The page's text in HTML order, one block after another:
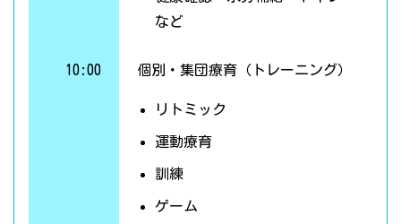
など
10:00 個別・集団療育（トレーニング）
リトミック
運動療育
訓練
ゲーム